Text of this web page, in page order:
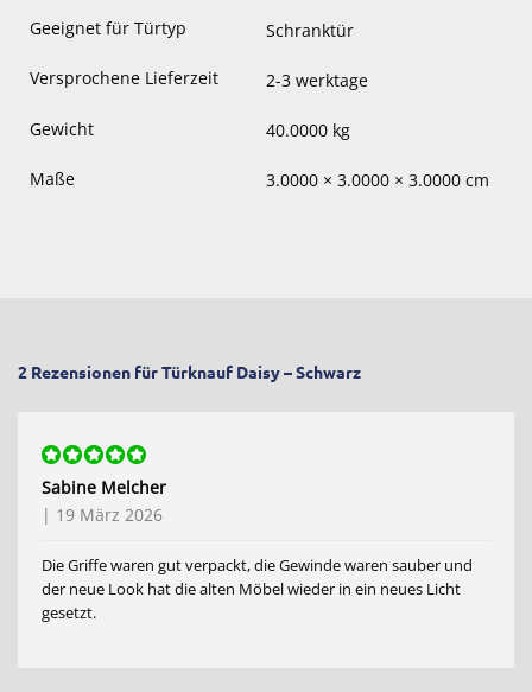
Geeignet für Türtyp Schranktür
Versprochene Lieferzeit 2-3 werktage
Gewicht 40.0000 kg
Maße 3.0000 × 3.0000 × 3.0000 cm
2 Rezensionen fürTürknauf Daisy – Schwarz
Bewertet
mit5von 5
Sabine Melcher
| 19 März 2026
Die Griffe waren gut verpackt, die Gewinde waren sauber und
der neue Look hat die alten Möbel wieder in ein neues Licht
gesetzt.